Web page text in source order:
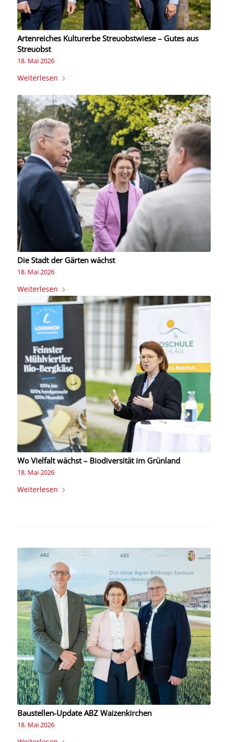
Artenreiches Kulturerbe Streuobstwiese – Gutes aus
Streuobst
18. Mai 2026
Weiterlesen
Die Stadt der Gärten wächst
18. Mai 2026
Weiterlesen
Wo Vielfalt wächst – Biodiversität im Grünland
18. Mai 2026
Weiterlesen
Baustellen-Update ABZ Waizenkirchen
18. Mai 2026